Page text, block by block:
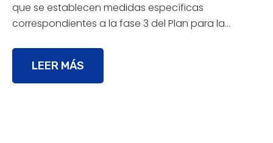
que se establecen medidas específicas
correspondientes a la fase 3 del Plan para la…
LEER MÁS